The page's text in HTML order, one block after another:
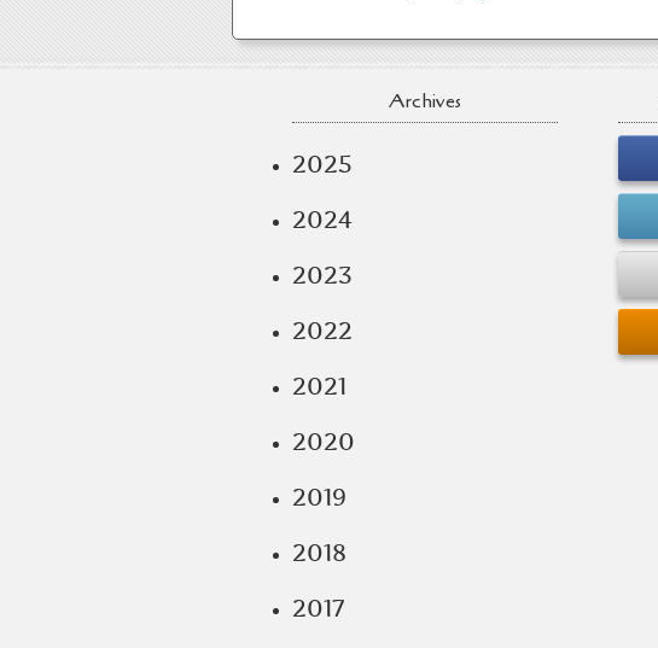
Archives
2025
2024
2023
2022
2021
2020
2019
2018
2017